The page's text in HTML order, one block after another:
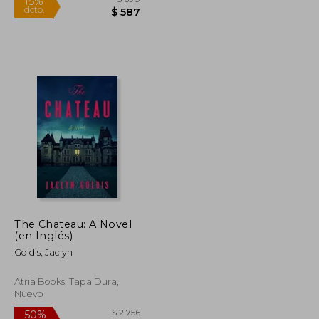
$ 690
$ 587
Nuevo
The Chateau: A Novel
(en Inglés)
Goldis, Jaclyn
Atria Books, Tapa Dura,
Nuevo